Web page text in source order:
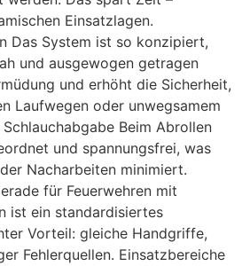
Einsatzlagen.
Das System ist so konzipiert,
und ausgewogen getragen
und erhöht die Sicherheit,
Laufwegen oder unwegsamem
Beim Abrollen
und spannungsfrei, was
Nacharbeiten minimiert.
für Feuerwehren mit
ist ein standardisiertes
Vorteil: gleiche Handgriffe,
Fehlerquellen. Einsatzbereiche